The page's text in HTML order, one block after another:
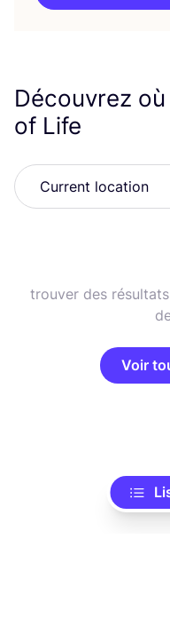
Découvrez
of Life
trouver des
Voir